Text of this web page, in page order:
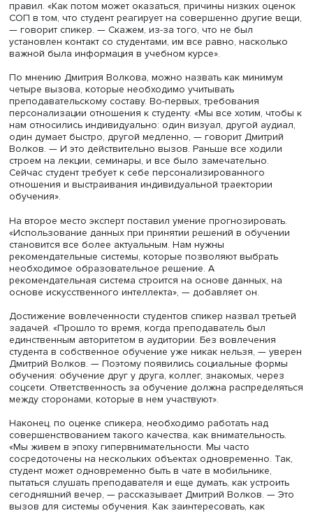
Дмитрий Волков, фото: Высшая школа экономики
Современный мир становится все более
поэтому и многие решения принимаются
Например, когда студенты оценивают работу
он может получить очень низкие оценки СОП
оценка преподавателя) несмотря на то, что провел
студентами с соблюдением всех необходимых
правил. «Как потом может оказаться, причины низких
СОП в том, что студент реагирует на совершенно
— говорит спикер. — Скажем, из-за того, что не был
установлен контакт со студентами, им все равно,
важной была информация в учебном курсе».
По мнению Дмитрия Волкова, можно назвать как
четыре вызова, которые необходимо учитывать
преподавательскому составу. Во-первых, требования
персонализации отношения к студенту. «Мы все хотим,
нам относились индивидуально: один визуал, другой
один думает быстро, другой медленно, — говорит
Волков. — И это действительно вызов. Раньше все
строем на лекции, семинары, и все было замечательно.
Сейчас студент требует к себе персонализированного
отношения и выстраивания индивидуальной траектории
обучения».
«Использование данных при принятии решений в
становится все более актуальным. Нам нужны
рекомендательные системы, которые позволяют
необходимое образовательное решение. А
рекомендательная система строится на основе данных,
основе искусственного интеллекта», — добавляет он.